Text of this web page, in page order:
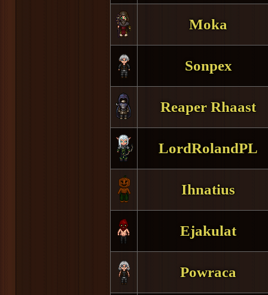
Moka
Sonpex
Reaper Rhaast
LordRolandPL
Ihnatius
Ejakulat
Powraca